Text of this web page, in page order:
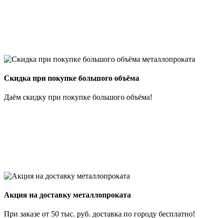
Скидка при покупке большого объёма
Даём скидку при покупке большого объёма!
Акция на доставку металлопроката
При заказе от 50 тыс. руб. доставка по городу бесплатно!